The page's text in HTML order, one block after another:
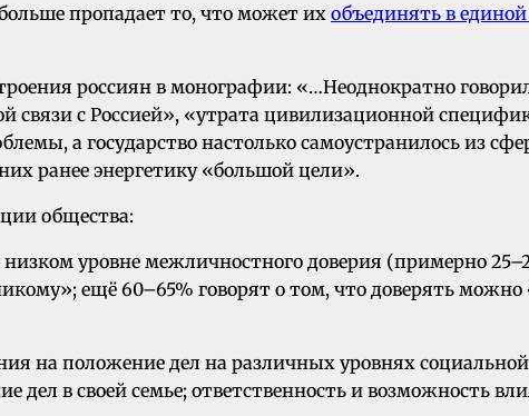
пропадает то, что может их объединять в
россиян в монографии: «…Неоднократно
связи с Россией», «утрата цивилизационной
а государство настолько самоустранилось из
ранее энергетику «большой цели».
общества:
уровне межличностного доверия (примерно
ещё 60–65% говорят о том, что доверять
на положение дел на различных уровнях
в своей семье; ответственность и возможность